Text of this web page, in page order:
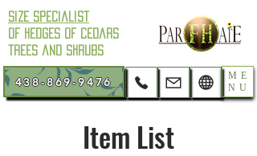
Size Specialist
of hedges of cedars
trees and shrubs
438-869-9476
ME
NU
Item List